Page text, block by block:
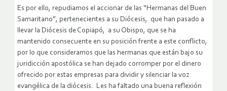
Es por ello, repudiamos el accionar de las “Hermanas del Buen
Samaritano”, pertenecientes a su Diócesis, que han pasado a
llevar la Diócesis de Copiapó, a su Obispo, que se ha
mantenido consecuente en su posición frente a este conflicto,
por lo que consideramos que las hermanas que están bajo su
juridicción apostólica se han dejado corromper por el dinero
ofrecido por estas empresas para dividir y silenciar la voz
evangélica de la diócesis. Les ha faltado una buena reflexión